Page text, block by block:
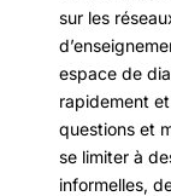
sur les
espace de
rapidement
questions et
se limiter à
informelles,